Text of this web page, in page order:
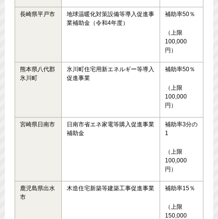
長崎県平戸市
地球温暖化対策設備等導入促進事
業補助金（令和4年度）
補助率50％
（上限
100,000
円）
熊本県八代郡
氷川町
氷川町住宅用新エネルギー等導入
促進事業
補助率50％
（上限
100,000
円）
宮崎県日南市
日南市省エネ家電等購入促進事業
補助金
補助率3分の
1
（上限
100,000
円）
鹿児島県出水
市
木造住宅新築等建築工事促進事業 補助率15％
（上限
150,000